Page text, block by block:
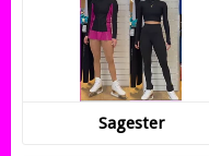
Sagester